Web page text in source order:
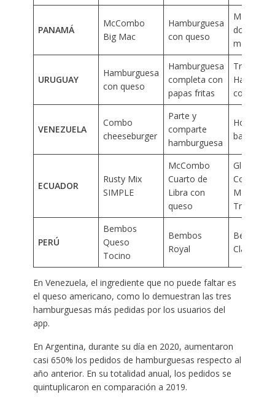
PANAMÁ
McCombo
Big Mac
Hamburguesa
con queso
McCombo
doble Big
mediano
URUGUAY
Hamburguesa
con queso
Hamburguesa
completa con
papas fritas
Triple
con queso
VENEZUELA
Combo
cheeseburger
Parte y
comparte
hamburguesa
Holy
bacon
ECUADOR
Rusty Mix
SIMPLE
McCombo
Cuarto de
Libra con
queso
Glovo
Combo
Mediano
Triple
PERÚ
Bembos
Queso
Tocino
Bembos
Royal
Bembos
Clásica
En Venezuela, el ingrediente que no puede faltar es
el queso americano, como lo demuestran las tres
hamburguesas más pedidas por los usuarios del
app.
En Argentina, durante su día en 2020, aumentaron
casi 650% los pedidos de hamburguesas respecto al
año anterior. En su totalidad anual, los pedidos se
quintuplicaron en comparación a 2019.